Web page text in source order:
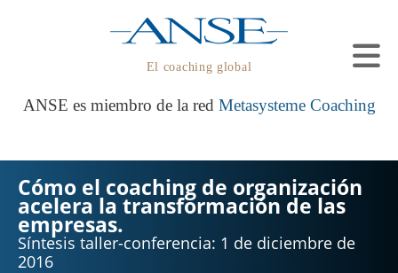
El coaching global
ANSE es miembro de la red Metasysteme Coaching
Cómo el coaching de organización
acelera la transformación de las
empresas.
Síntesis taller-conferencia: 1 de diciembre de
2016